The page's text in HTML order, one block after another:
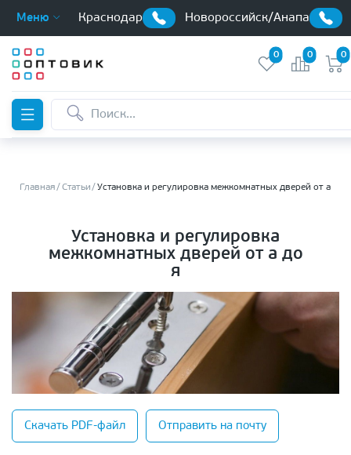
Меню Краснодар Новороссийск/Анапа
0 0 0
Главная Статьи Установка и регулировка межкомнатных дверей от а до я
Установка и регулировка
межкомнатных дверей от а до
я
Скачать PDF-файл Отправить на почту